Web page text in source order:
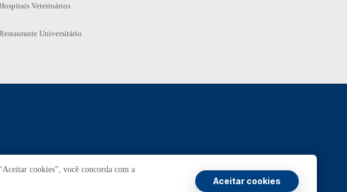
Veterinários
Universitário
Transparência e Prestação de Contas
cookies”, você concorda com a
Aceitar cookies